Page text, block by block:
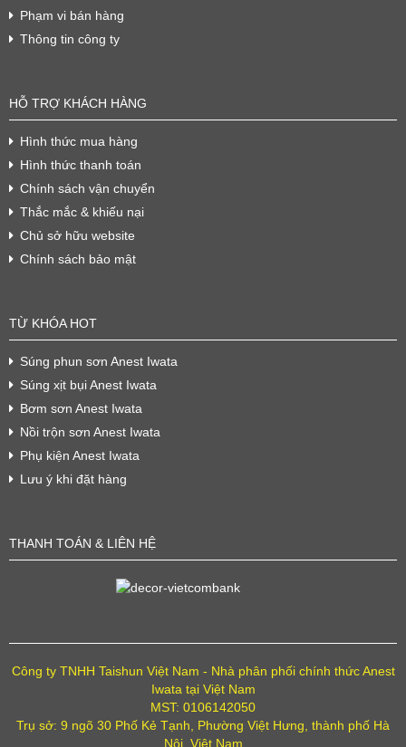
Phạm vi bán hàng
Thông tin công ty
HỖ TRỢ KHÁCH HÀNG
Hình thức mua hàng
Hình thức thanh toán
Chính sách vận chuyển
Thắc mắc & khiếu nại
Chủ sở hữu website
Chính sách bảo mật
TỪ KHÓA HOT
Súng phun sơn Anest Iwata
Súng xịt bụi Anest Iwata
Bơm sơn Anest Iwata
Nồi trộn sơn Anest Iwata
Phụ kiện Anest Iwata
Lưu ý khi đặt hàng
THANH TOÁN & LIÊN HỆ
Công ty TNHH Taishun Việt Nam - Nhà phân phối chính thức Anest
Iwata tại Việt Nam
MST: 0106142050
Trụ sở: 9 ngõ 30 Phố Kẻ Tạnh, Phường Việt Hưng, thành phố Hà
Nội, Việt Nam